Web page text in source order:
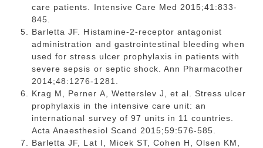
care patients. Intensive Care Med 2015;41:833-
845.
Barletta JF. Histamine-2-receptor antagonist
administration and gastrointestinal bleeding when
used for stress ulcer prophylaxis in patients with
severe sepsis or septic shock. Ann Pharmacother
2014;48:1276-1281.
Krag M, Perner A, Wetterslev J, et al. Stress ulcer
prophylaxis in the intensive care unit: an
international survey of 97 units in 11 countries.
Acta Anaesthesiol Scand 2015;59:576-585.
Barletta JF, Lat I, Micek ST, Cohen H, Olsen KM,